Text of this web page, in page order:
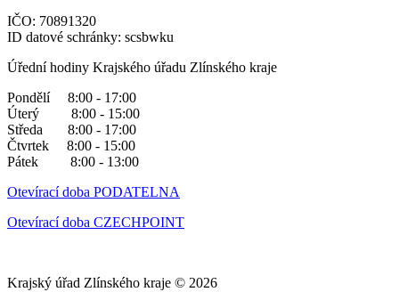
IČO: 70891320
ID datové schránky: scsbwku
Úřední hodiny Krajského úřadu Zlínského kraje
Pondělí 8:00 - 17:00
Úterý 8:00 - 15:00
Středa 8:00 - 17:00
Čtvrtek 8:00 - 15:00
Pátek 8:00 - 13:00
Otevírací doba PODATELNA
Otevírací doba CZECHPOINT
Krajský úřad Zlínského kraje © 2026